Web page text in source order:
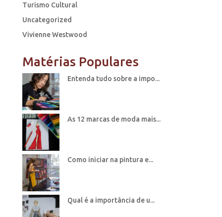
Turismo Cultural
Uncategorized
Vivienne Westwood
Matérias Populares
Entenda tudo sobre a impo...
As 12 marcas de moda mais...
Como iniciar na pintura e...
Qual é a importância de u...